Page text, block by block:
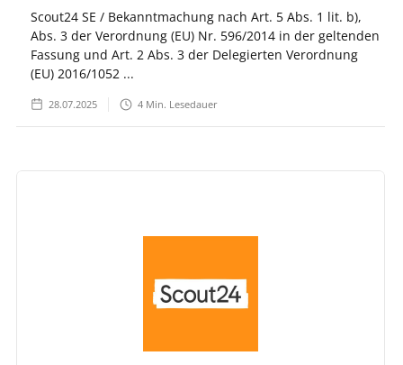
Scout24 SE / Bekanntmachung nach Art. 5 Abs. 1 lit. b),
Abs. 3 der Verordnung (EU) Nr. 596/2014 in der geltenden
Fassung und Art. 2 Abs. 3 der Delegierten Verordnung
(EU) 2016/1052 ...
28.07.2025 4 Min. Lesedauer